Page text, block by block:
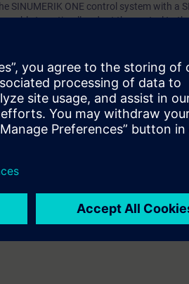
ONE control system with a
able to optimally adapt the control to
NC-84SL-SIP
her to analyze risks and to avoid hazards
platform
of this Learning Event as well as